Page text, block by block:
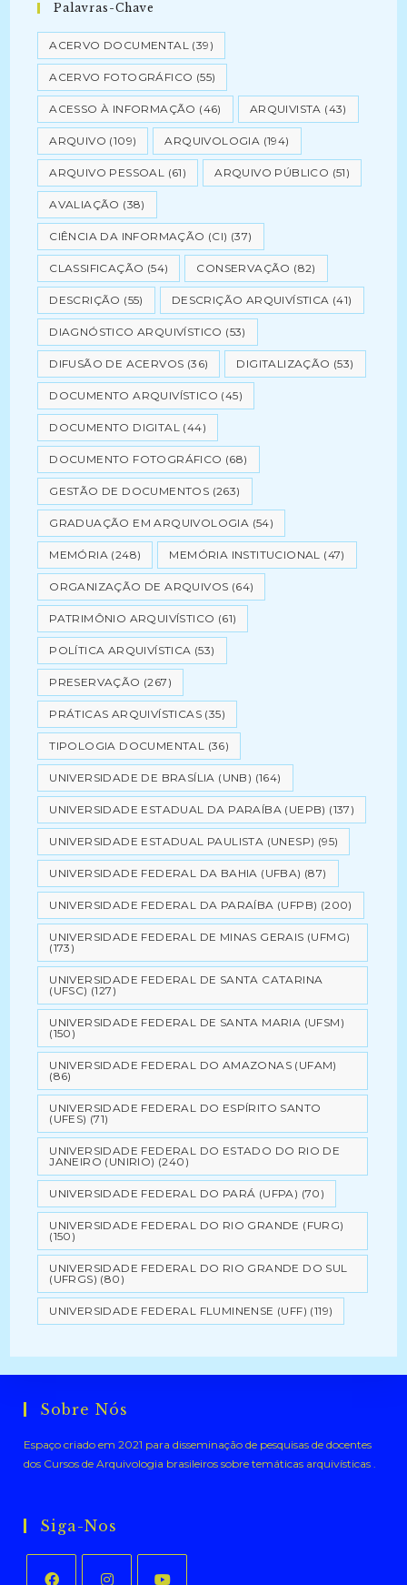
Palavras-Chave
ACERVO DOCUMENTAL (39)
ACERVO FOTOGRÁFICO (55)
ACESSO À INFORMAÇÃO (46) ARQUIVISTA (43)
ARQUIVO (109) ARQUIVOLOGIA (194)
ARQUIVO PESSOAL (61) ARQUIVO PÚBLICO (51)
AVALIAÇÃO (38)
CIÊNCIA DA INFORMAÇÃO (CI) (37)
CLASSIFICAÇÃO (54) CONSERVAÇÃO (82)
DESCRIÇÃO (55) DESCRIÇÃO ARQUIVÍSTICA (41)
DIAGNÓSTICO ARQUIVÍSTICO (53)
DIFUSÃO DE ACERVOS (36) DIGITALIZAÇÃO (53)
DOCUMENTO ARQUIVÍSTICO (45)
DOCUMENTO DIGITAL (44)
DOCUMENTO FOTOGRÁFICO (68)
GESTÃO DE DOCUMENTOS (263)
GRADUAÇÃO EM ARQUIVOLOGIA (54)
MEMÓRIA (248) MEMÓRIA INSTITUCIONAL (47)
ORGANIZAÇÃO DE ARQUIVOS (64)
PATRIMÔNIO ARQUIVÍSTICO (61)
POLÍTICA ARQUIVÍSTICA (53)
PRESERVAÇÃO (267)
PRÁTICAS ARQUIVÍSTICAS (35)
TIPOLOGIA DOCUMENTAL (36)
UNIVERSIDADE DE BRASÍLIA (UNB) (164)
UNIVERSIDADE ESTADUAL DA PARAÍBA (UEPB) (137)
UNIVERSIDADE ESTADUAL PAULISTA (UNESP) (95)
UNIVERSIDADE FEDERAL DA BAHIA (UFBA) (87)
UNIVERSIDADE FEDERAL DA PARAÍBA (UFPB) (200)
UNIVERSIDADE FEDERAL DE MINAS GERAIS (UFMG)
(173)
UNIVERSIDADE FEDERAL DE SANTA CATARINA
(UFSC) (127)
UNIVERSIDADE FEDERAL DE SANTA MARIA (UFSM)
(150)
UNIVERSIDADE FEDERAL DO AMAZONAS (UFAM)
(86)
UNIVERSIDADE FEDERAL DO ESPÍRITO SANTO
(UFES) (71)
UNIVERSIDADE FEDERAL DO ESTADO DO RIO DE
JANEIRO (UNIRIO) (240)
UNIVERSIDADE FEDERAL DO PARÁ (UFPA) (70)
UNIVERSIDADE FEDERAL DO RIO GRANDE (FURG)
(150)
UNIVERSIDADE FEDERAL DO RIO GRANDE DO SUL
(UFRGS) (80)
UNIVERSIDADE FEDERAL FLUMINENSE (UFF) (119)
Sobre Nós
Espaço criado em 2021 para disseminação de pesquisas de docentes
dos Cursos de Arquivologia brasileiros sobre temáticas arquivísticas .
Siga-Nos